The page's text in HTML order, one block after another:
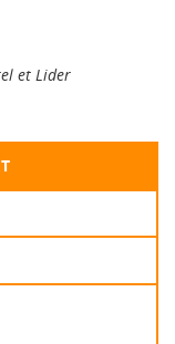
et Lider